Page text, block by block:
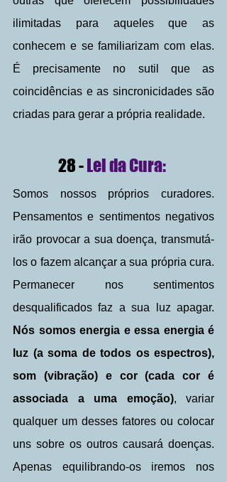
ilimitadas para aqueles que as
conhecem e se familiarizam com elas.
É precisamente no sutil que as
coincidências e as sincronicidades são
criadas para gerar a própria realidade.
28 - Lei da Cura:
Somos nossos próprios curadores.
Pensamentos e sentimentos negativos
irão provocar a sua doença, transmutá-
los o fazem alcançar a sua própria cura.
Permanecer nos sentimentos
desqualificados faz a sua luz apagar.
Nós somos energia e essa energia é
luz (a soma de todos os espectros),
som (vibração) e cor (cada cor é
associada a uma emoção), variar
qualquer um desses fatores ou colocar
uns sobre os outros causará doenças.
Apenas equilibrando-os iremos nos